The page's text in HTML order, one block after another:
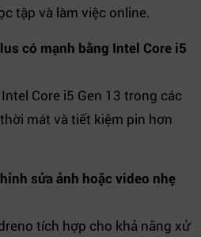
tập và làm việc online.
có mạnh bằng Intel Core i5
Core i5 Gen 13 trong các
mát và tiết kiệm pin hơn
sửa ảnh hoặc video nhẹ
tích hợp cho khả năng xử